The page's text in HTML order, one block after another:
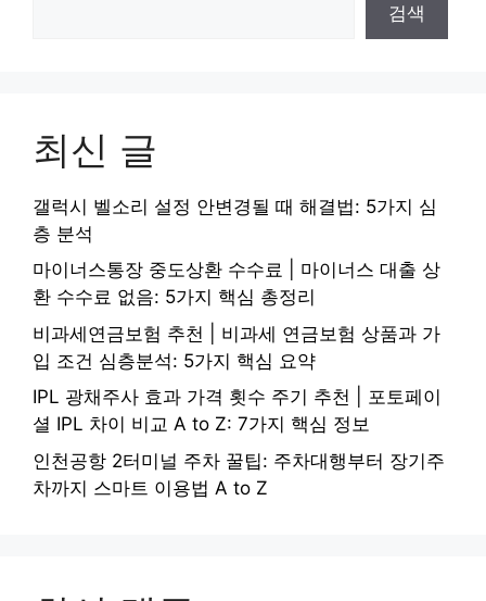
검색
최신 글
갤럭시 벨소리 설정 안변경될 때 해결법: 5가지 심
층 분석
마이너스통장 중도상환 수수료 | 마이너스 대출 상
환 수수료 없음: 5가지 핵심 총정리
비과세연금보험 추천 | 비과세 연금보험 상품과 가
입 조건 심층분석: 5가지 핵심 요약
IPL 광채주사 효과 가격 횟수 주기 추천 | 포토페이
셜 IPL 차이 비교 A to Z: 7가지 핵심 정보
인천공항 2터미널 주차 꿀팁: 주차대행부터 장기주
차까지 스마트 이용법 A to Z